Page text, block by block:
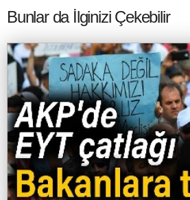
Bunlar da İlginizi Çekebilir